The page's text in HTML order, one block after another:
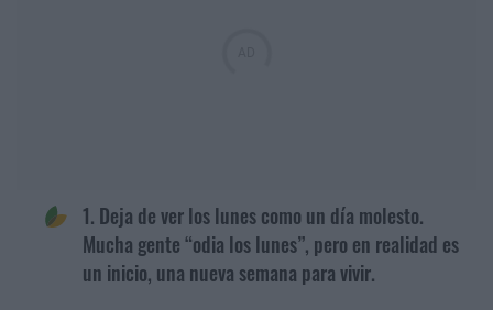
1. Deja de ver los lunes como un día molesto.
Mucha gente “odia los lunes”, pero en realidad es
un inicio, una nueva semana para vivir.